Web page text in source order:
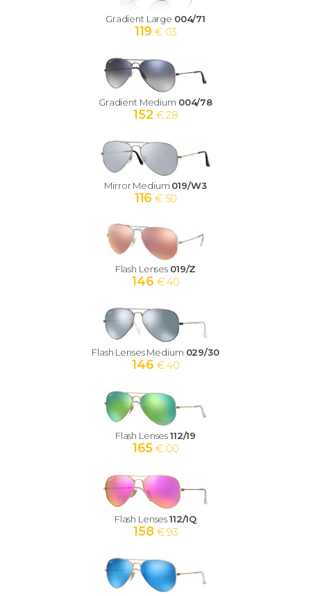
Gradient Large 004/71
119 € 03
Gradient Medium 004/78
152 € 28
Mirror Medium 019/W3
116 € 50
Flash Lenses 019/Z
146 € 40
Flash Lenses Medium 029/30
146 € 40
Flash Lenses112/19
165 € 00
Flash Lenses112/1Q
158 € 93